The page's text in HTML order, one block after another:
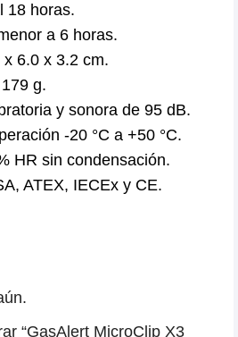
18 horas.
a 6 horas.
6.0 x 3.2 cm.
g.
y sonora de 95 dB.
-20 °C a +50 °C.
HR sin condensación.
ATEX, IECEx y CE.
“GasAlert MicroClip X3